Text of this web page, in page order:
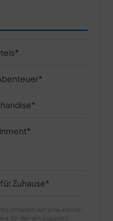
Zuhause
erhalten wir eine kleine
für deinen Support!